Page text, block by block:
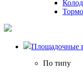
Площадочные
По типу